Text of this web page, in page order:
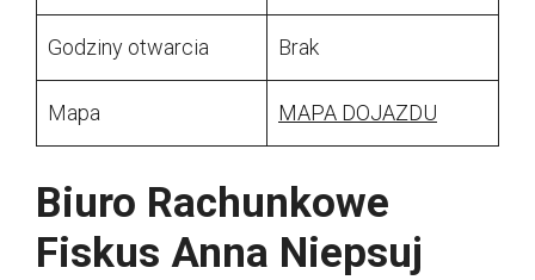
Godziny otwarcia Brak
Mapa MAPA DOJAZDU
Biuro Rachunkowe
Fiskus Anna Niepsuj